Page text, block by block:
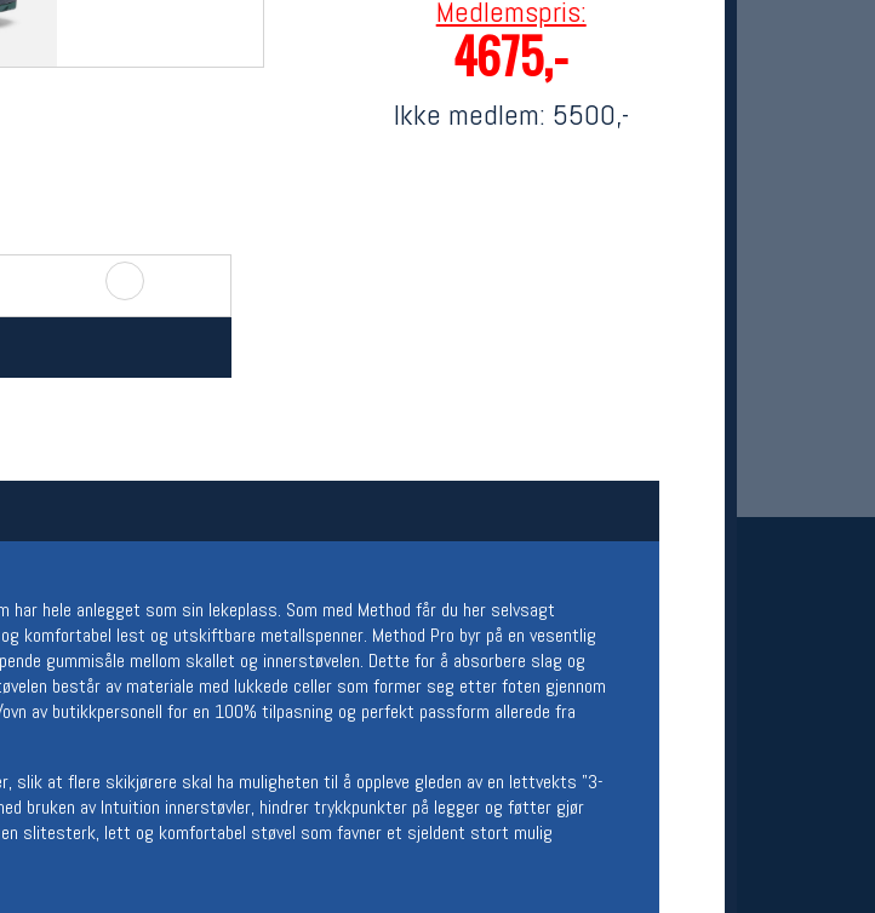
Medlemspris:
4675,-
Ikke medlem: 5500,-
hele anlegget som sin lekeplass. Som med Method får du her selvsagt
komfortabel lest og utskiftbare metallspenner. Method Pro byr på en vesentlig
gummisåle mellom skallet og innerstøvelen. Dette for å absorbere slag og
består av materiale med lukkede celler som former seg etter foten gjennom
av butikkpersonell for en 100% tilpasning og perfekt passform allerede fra
slik at flere skikjørere skal ha muligheten til å oppleve gleden av en lettvekts "3-
bruken av Intuition innerstøvler, hindrer trykkpunkter på legger og føtter gjør
slitesterk, lett og komfortabel støvel som favner et sjeldent stort mulig
butikk
11-18
11-16
Team Oslo Sportslager
Magasinet
Medlemstilbud og aktiviteter